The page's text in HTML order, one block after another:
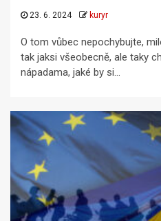
23. 6. 2024 kuryr
O tom vůbec nepochybujte,
tak jaksi všeobecně, ale taky
nápadama, jaké by si...